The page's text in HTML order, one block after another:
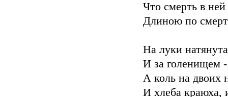
Что смерть в
Длиною по
На луки
И за голенищем
А коль на двоих
И хлеба краюха,